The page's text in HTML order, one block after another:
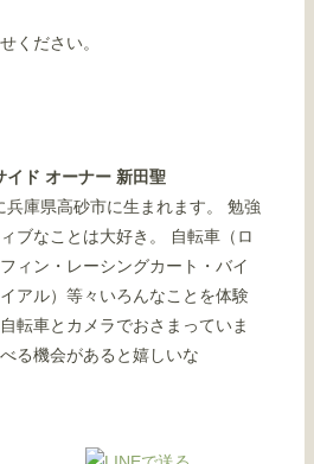
ください。
イド オーナー 新田聖
庫県高砂市に生まれます。 勉強
ブなことは大好き。 自転車（ロ
ィン・レーシングカート・バイ
アル）等々いろんなことを体験
転車とカメラでおさまっていま
る機会があると嬉しいな